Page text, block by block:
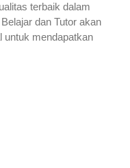
terbaik dalam
dan Tutor akan
untuk mendapatkan